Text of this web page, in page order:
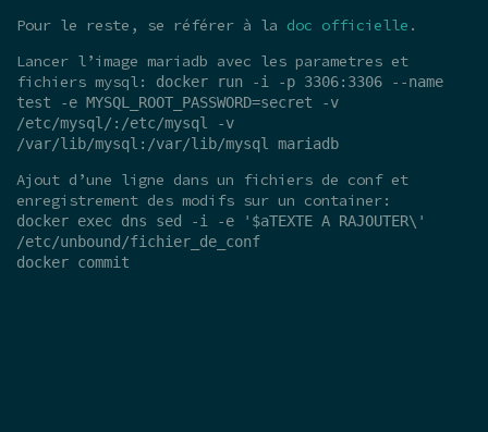
Pour le reste, se référer à la doc officielle .
Lancer l’image mariadb avec les parametres et
fichiers mysql:
docker run -i -p 3306:3306 --name
test -e MYSQL_ROOT_PASSWORD=secret -v
/etc/mysql/:/etc/mysql -v
/var/lib/mysql:/var/lib/mysql mariadb
Ajout d’une ligne dans un fichiers de conf et
enregistrement des modifs sur un container:
docker exec dns sed -i -e '$aTEXTE A RAJOUTER\'
/etc/unbound/fichier_de_conf
docker commit